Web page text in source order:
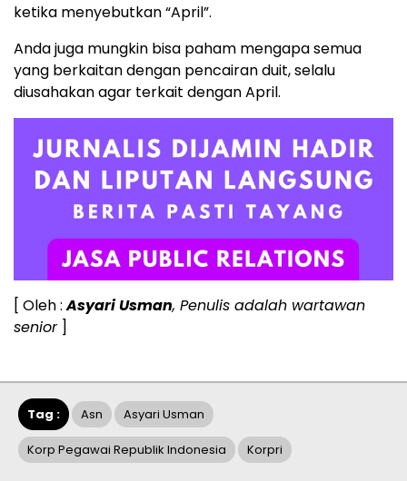
ketika menyebutkan “April”.
Anda juga mungkin bisa paham mengapa semua
yang berkaitan dengan pencairan duit, selalu
diusahakan agar terkait dengan April.
[ Oleh :Asyari Usman, Penulis adalah wartawan
senior]
Tag : Asn Asyari Usman
Korp Pegawai Republik Indonesia Korpri